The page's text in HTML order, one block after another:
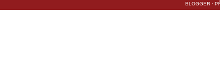
BLOGGER ·